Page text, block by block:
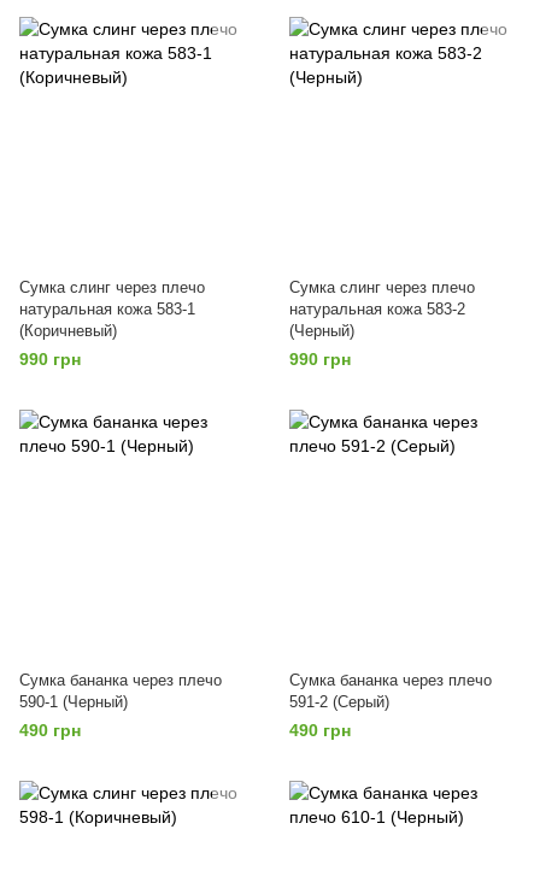
Сумка слинг через плечо
натуральная кожа 583-1
(Коричневый)
990 грн
Сумка слинг через плечо
натуральная кожа 583-2
(Черный)
990 грн
Сумка бананка через плечо
590-1 (Черный)
490 грн
Сумка бананка через плечо
591-2 (Серый)
490 грн